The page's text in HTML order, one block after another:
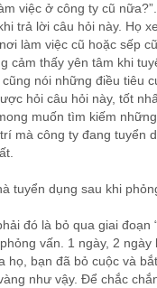
việc ở công ty cũ
trả lời câu hỏi này. Họ
làm việc cũ hoặc sếp
cảm thấy yên tâm khi
nói những điều tiêu
hỏi câu hỏi này, tốt
muốn tìm kiếm
mà công ty đang tuyển
tuyển dụng sau khi
đó là bỏ qua giai đoạn
vấn. 1 ngày, 2
họ, bạn đã bỏ cuộc và
như vậy. Để chắc